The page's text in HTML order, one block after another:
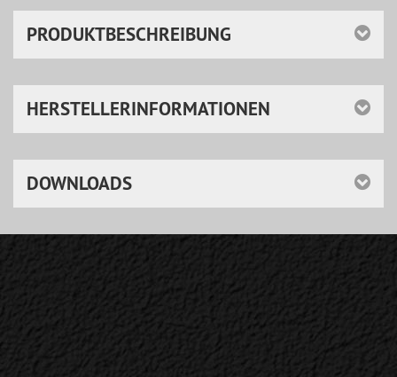
PRODUKTBESCHREIBUNG
HERSTELLERINFORMATIONEN
DOWNLOADS